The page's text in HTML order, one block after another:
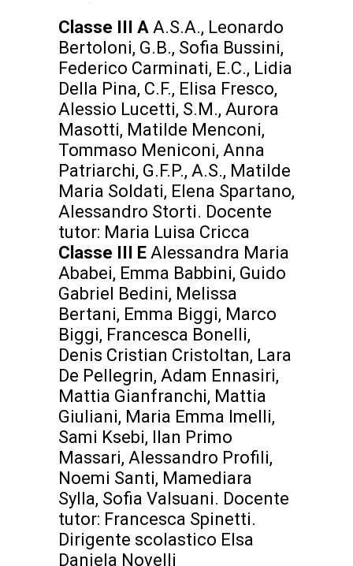
Classe III A A.S.A., Leonardo
Bertoloni, G.B., Sofia Bussini,
Federico Carminati, E.C., Lidia
Della Pina, C.F., Elisa Fresco,
Alessio Lucetti, S.M., Aurora
Masotti, Matilde Menconi,
Tommaso Meniconi, Anna
Patriarchi, G.F.P., A.S., Matilde
Maria Soldati, Elena Spartano,
Alessandro Storti. Docente
tutor: Maria Luisa Cricca
Classe III E Alessandra Maria
Ababei, Emma Babbini, Guido
Gabriel Bedini, Melissa
Bertani, Emma Biggi, Marco
Biggi, Francesca Bonelli,
Denis Cristian Cristoltan, Lara
De Pellegrin, Adam Ennasiri,
Mattia Gianfranchi, Mattia
Giuliani, Maria Emma Imelli,
Sami Ksebi, Ilan Primo
Massari, Alessandro Profili,
Noemi Santi, Mamediara
Sylla, Sofia Valsuani. Docente
tutor: Francesca Spinetti.
Dirigente scolastico Elsa
Daniela Novelli